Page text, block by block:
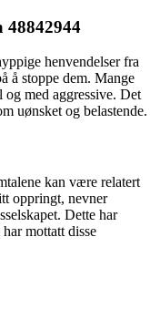
48842944
henvendelser fra
å stoppe dem. Mange
med aggressive. Det
uønsket og belastende.
kan være relatert
oppringt, nevner
Dette har
mottatt disse